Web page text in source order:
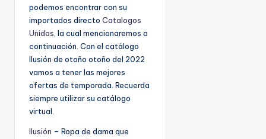
podemos encontrar con su
importados directo Catalogos
Unidos , la cual mencionaremos a
continuación. Con el catálogo
Ilusión de otoño otoño del 2022
vamos a tener las mejores
ofertas de temporada. Recuerda
siempre utilizar su catálogo
virtual.
Ilusión – Ropa de dama que